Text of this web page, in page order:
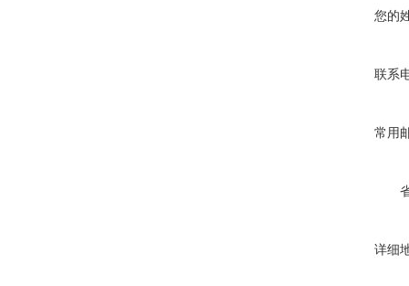
您的
联系
常用
详细